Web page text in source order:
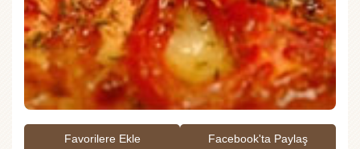
Favorilere Ekle Facebook'ta Paylaş